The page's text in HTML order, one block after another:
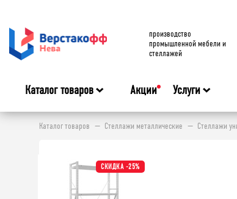
производство
промышленной мебели и
стеллажей
Каталог товаров Акции Услуги
Каталог товаров Стеллажи металлические Стеллажи
СКИДКА -25%